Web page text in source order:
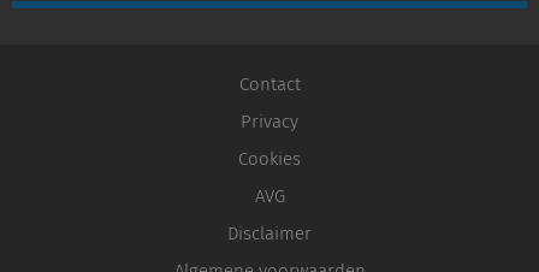
Contact
Privacy
Cookies
AVG
Disclaimer